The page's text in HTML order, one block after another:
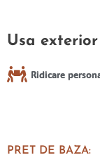
Usa
Ridicare
PRET DE BAZA: